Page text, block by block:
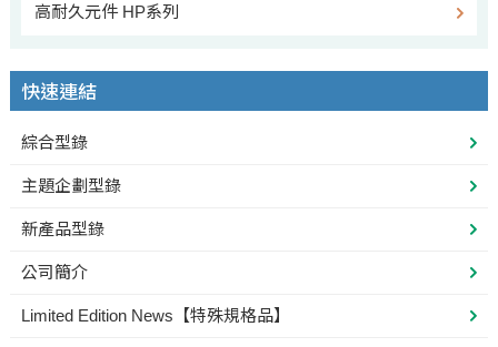
高耐久元件 HP系列
快速連結
綜合型錄
主題企劃型錄
新產品型錄
公司簡介
Limited Edition News【特殊規格品】